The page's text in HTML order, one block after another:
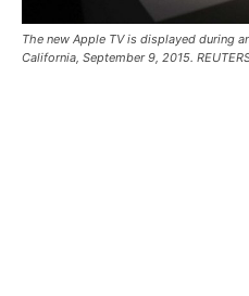
The new Apple TV is displayed during
California, September 9, 2015.